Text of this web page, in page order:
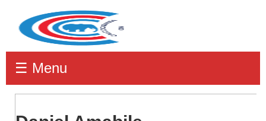
☰ Menu